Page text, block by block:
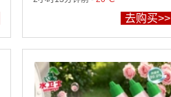
去购买>>